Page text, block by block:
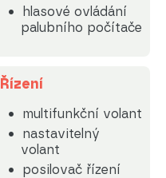
hlasové ovládání
palubního počítače
Řízení
multifunkční volant
nastavitelný
volant
posilovač řízení